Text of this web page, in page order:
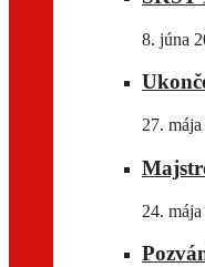
8. júna
27.
24.